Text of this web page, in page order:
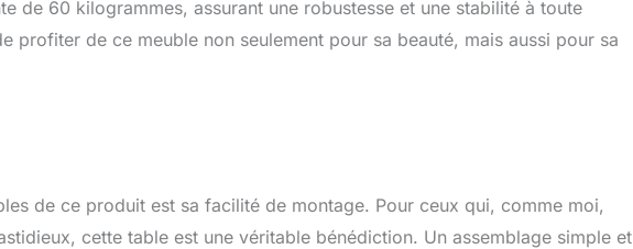
de 60 kilogrammes, assurant une robustesse et une stabilité à toute
profiter de ce meuble non seulement pour sa beauté, mais aussi pour sa
de ce produit est sa facilité de montage. Pour ceux qui, comme moi,
cette table est une véritable bénédiction. Un assemblage simple et